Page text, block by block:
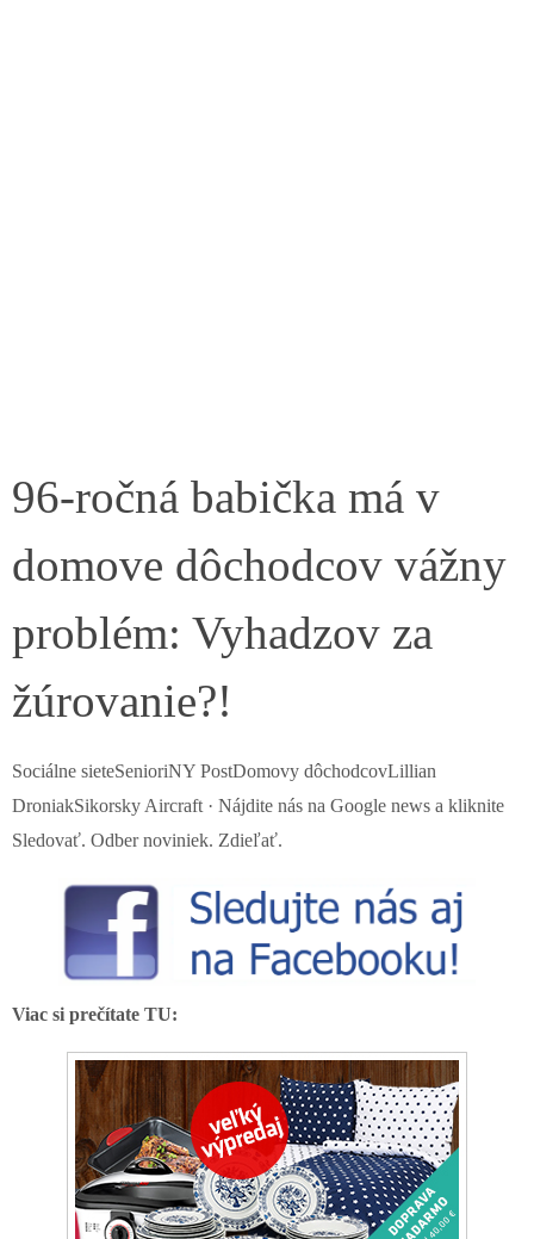
96-ročná babička má v
domove dôchodcov vážny
problém: Vyhadzov za
žúrovanie?!
Sociálne sieteSenioriNY PostDomovy dôchodcovLillian
DroniakSikorsky Aircraft · Nájdite nás na Google news a kliknite
Sledovať. Odber noviniek. Zdieľať.
Viac si prečítate TU: